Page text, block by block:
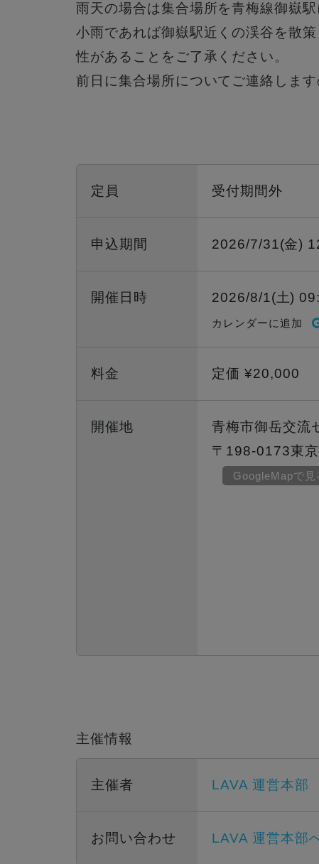
雨天の場合は集合場所を青梅線御嶽駅
小雨であれば御嶽駅近くの渓谷を散
性があることをご了承ください。
前日に集合場所についてご連絡しま
定員 受付期間外
申込期間 2026/7/31(金)
開催日時 2026/8/1(土)
カレンダーに追加
料金 定価 ¥20,000
開催地
青梅市御岳交
〒198-0173東
GoogleMapで見
主催情報
主催者 LAVA 運営本部
お問い合わせ LAVA 運営本部